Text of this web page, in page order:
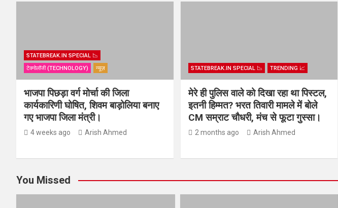
STATEBREAK.IN SPECIAL 📉
टेक्नोलॉजी (TECHNOLOGY)
न्यूज़
भाजपा पिछड़ा वर्ग मोर्चा की जिला
कार्यकारिणी घोषित, शिवम बाड़ोलिया बनाए
गए भाजपा जिला मंत्री।
4 weeks ago Arish Ahmed
STATEBREAK.IN SPECIAL 📉 TRENDING 📈
मेरे ही पुलिस वाले को दिखा रहा था पिस्टल,
इतनी हिम्मत? भरत तिवारी मामले में बोले
CM सम्राट चौधरी, मंच से फूटा गुस्सा।
2 months ago Arish Ahmed
You Missed